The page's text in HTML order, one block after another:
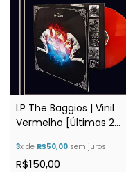
LP The Baggios | Vinil
Vermelho [Últimas 2
3x de R$50,00 sem juros
R$150,00